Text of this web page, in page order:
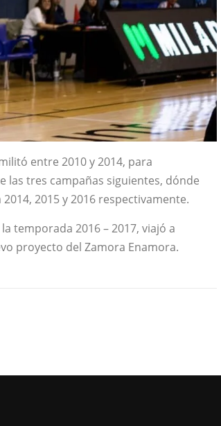
entre 2010 y 2014, para
tres campañas siguientes, dónde
2015 y 2016 respectivamente.
temporada 2016 – 2017, viajó a
proyecto del Zamora Enamora.